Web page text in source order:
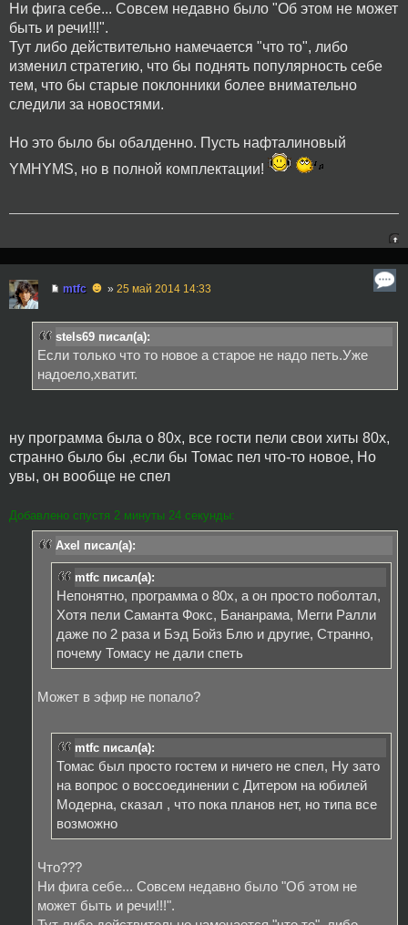
Ни фига себе... Совсем недавно было "Об этом не может
быть и речи!!!".
Тут либо действительно намечается "что то", либо
изменил стратегию, что бы поднять популярность себе
тем, что бы старые поклонники более внимательно
следили за новостями.
Но это было бы обалденно. Пусть нафталиновый
YMHYMS, но в полной комплектации!
mtfc ☻ » 25 май 2014 14:33
stels69 писал(а):
Если только что то новое а старое не надо петь.Уже
надоело,хватит.
ну программа была о 80х, все гости пели свои хиты 80х,
странно было бы ,если бы Томас пел что-то новое, Но
увы, он вообще не спел
Добавлено спустя 2 минуты 24 секунды:
Axel писал(а):
mtfc писал(а):
Непонятно, программа о 80х, а он просто поболтал,
Хотя пели Саманта Фокс, Бананрама, Мегги Ралли
даже по 2 раза и Бэд Бойз Блю и другие, Странно,
почему Томасу не дали спеть
Может в эфир не попало?
mtfc писал(а):
Томас был просто гостем и ничего не спел, Ну зато
на вопрос о воссоединении с Дитером на юбилей
Модерна, сказал , что пока планов нет, но типа все
возможно
Что???
Ни фига себе... Совсем недавно было "Об этом не
может быть и речи!!!".